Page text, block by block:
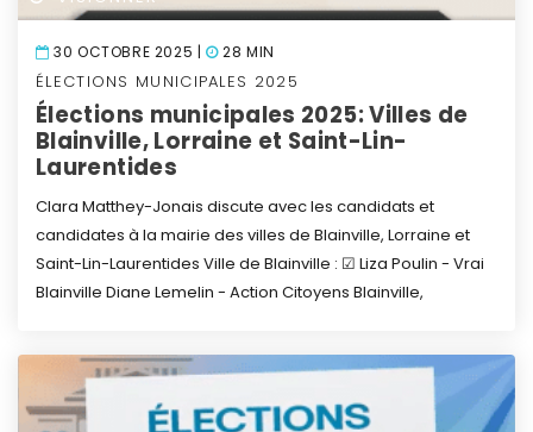
30 OCTOBRE 2025 | 28 MIN
ÉLECTIONS MUNICIPALES 2025
Élections municipales 2025: Villes de
Blainville, Lorraine et Saint-Lin-
Laurentides
Clara Matthey-Jonais discute avec les candidats et
candidates à la mairie des villes de Blainville, Lorraine et
Saint-Lin-Laurentides Ville de Blainville : ☑ Liza Poulin - Vrai
Blainville Diane Lemelin - Action Citoyens Blainville,